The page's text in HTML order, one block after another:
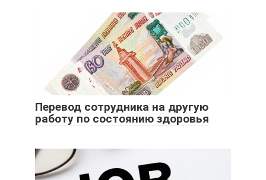
Перевод сотрудника на другую
работу по состоянию здоровья